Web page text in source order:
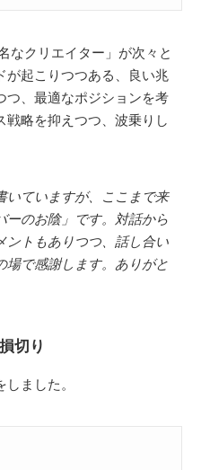
なクリエイター」が次々と
が起こりつつある、良い兆
つ、最適なポジションを考
戦略を抑えつつ、波乗りし
ていますが、ここまで来
ーのお陰」です。対話から
ントもありつつ、話し合い
場で感謝します。ありがと
切り
ました。